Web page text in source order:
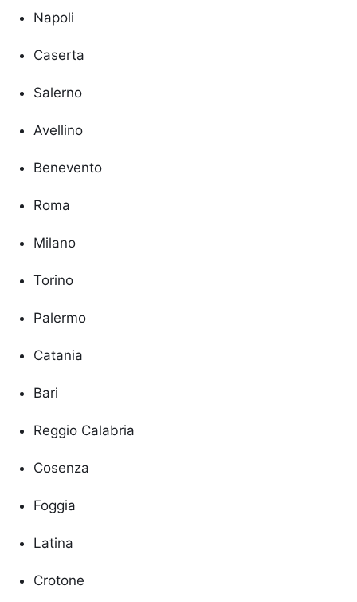
Napoli
Caserta
Salerno
Avellino
Benevento
Roma
Milano
Torino
Palermo
Catania
Bari
Reggio Calabria
Cosenza
Foggia
Latina
Crotone